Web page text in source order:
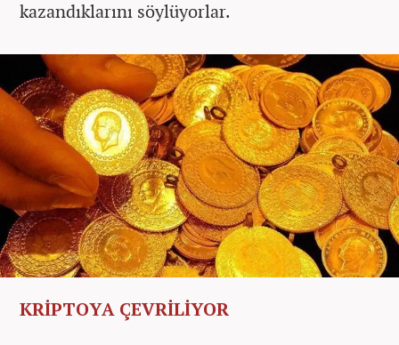
kazandıklarını söylüyorlar.
KRİPTOYA ÇEVRİLİYOR